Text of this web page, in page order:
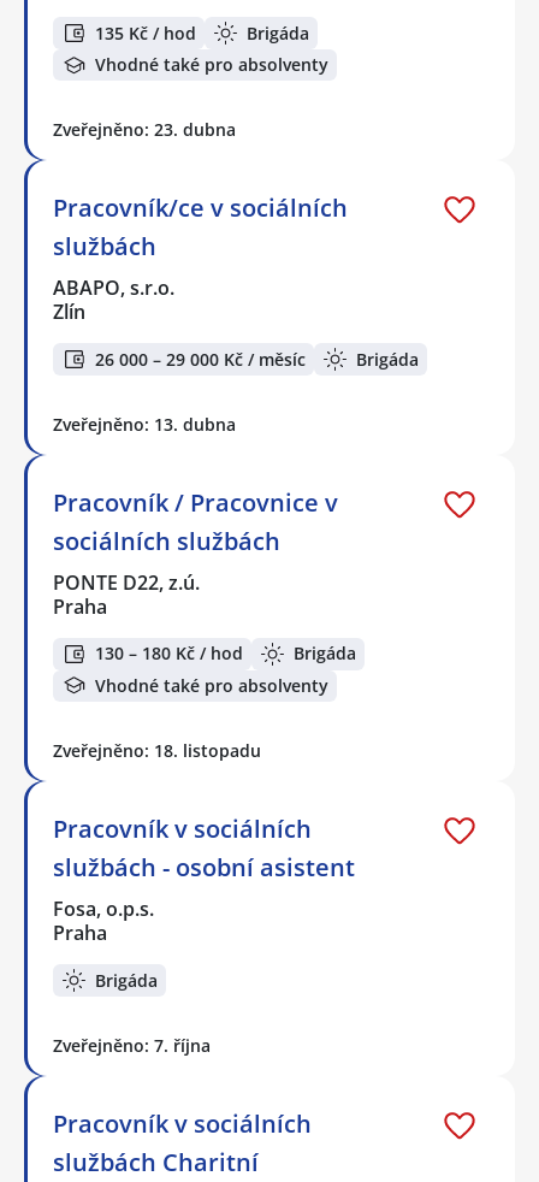
135 Kč / hod
Brigáda
Vhodné také pro absolventy
Zveřejněno: 23. dubna
Pracovník/ce v sociálních
službách
ABAPO, s.r.o.
Zlín
26 000 – 29 000 Kč / měsíc Brigáda
Zveřejněno: 13. dubna
Pracovník / Pracovnice v
sociálních službách
PONTE D22, z.ú.
Praha
130 – 180 Kč / hod
Brigáda
Vhodné také pro absolventy
Zveřejněno: 18. listopadu
Pracovník v sociálních
službách - osobní asistent
Fosa, o.p.s.
Praha
Brigáda
Zveřejněno: 7. října
Pracovník v sociálních
službách Charitní